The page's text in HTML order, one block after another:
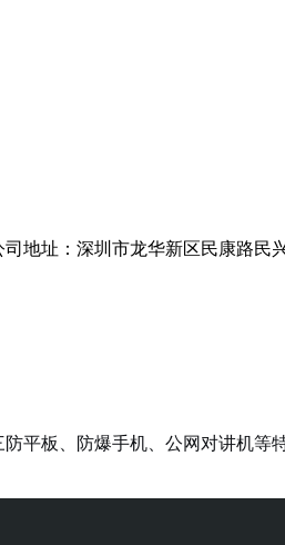
地址：深圳市龙华新区民康路民
平板、防爆手机、公网对讲机